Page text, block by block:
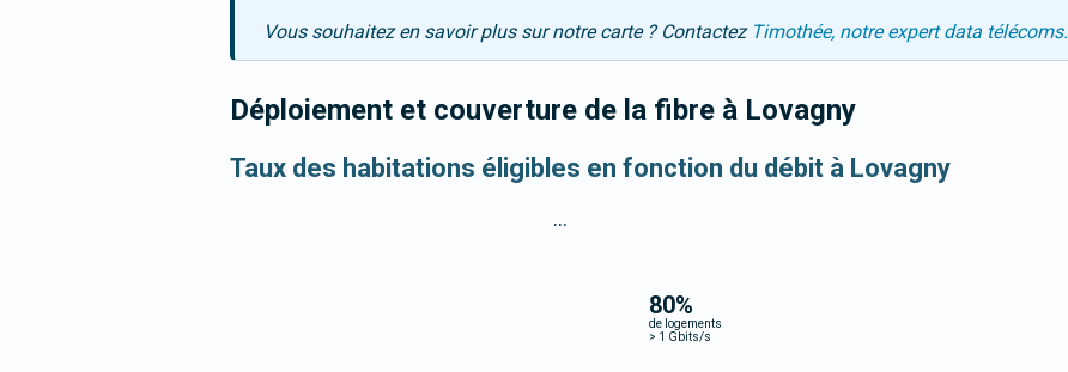
Vous souhaitez en savoir plus sur notre carte ? Contactez Timothée, notre expert data télécoms.
Déploiement et couverture de la fibre à Lovagny
Taux des habitations éligibles en fonction du débit à Lovagny
80%
de logements
> 1 Gbits/s
...